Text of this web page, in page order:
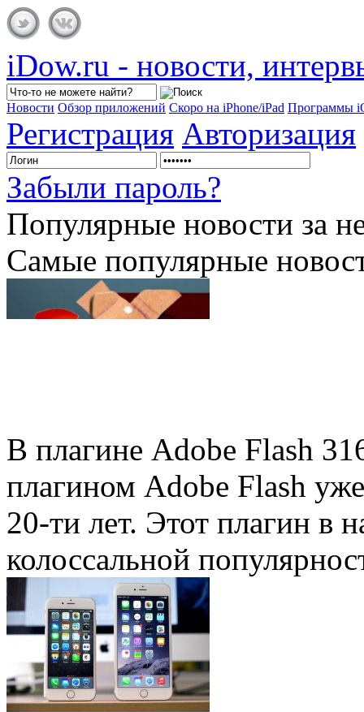
iDow.ru - новости,
Новости Обзор приложений Скоро на iPhone/iPad Программы
Регистрация Авторизация
Забыли пароль?
Популярные новости за
Самые популярные
В плагине Adobe Flash
плагином Adobe Flash
20-ти лет. Этот плагин в
колоссальной